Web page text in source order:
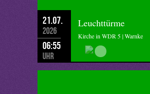
21.07.
2026
06:55
Uhr
Leuchttürme
Kirche in WDR 5 | Warnke